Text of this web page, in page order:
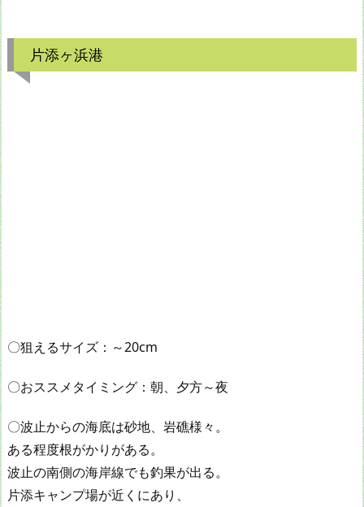
片添ヶ浜港
〇狙えるサイズ：～20cm
〇おススメタイミング：朝、夕方～夜
〇波止からの海底は砂地、岩礁様々。
ある程度根がかりがある。
波止の南側の海岸線でも釣果が出る。
片添キャンプ場が近くにあり、